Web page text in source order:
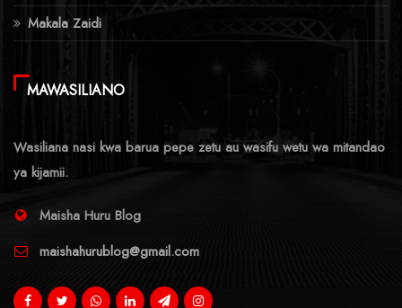
Makala Zaidi
MAWASILIANO
Wasiliana nasi kwa barua pepe zetu au wasifu wetu wa mitandao
ya kijamii.
Maisha Huru Blog
maishahurublog@gmail.com